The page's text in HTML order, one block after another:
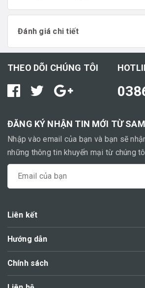
Đánh giá chi tiết
THEO DÕI CHÚNG TÔI
ĐĂNG KÝ NHẬN TIN MỚI TỪ
Nhập vào email của bạn và bạn sẽ
những thông tin khuyến mại từ chúng
Liên kết
Hướng dẫn
Chính sách